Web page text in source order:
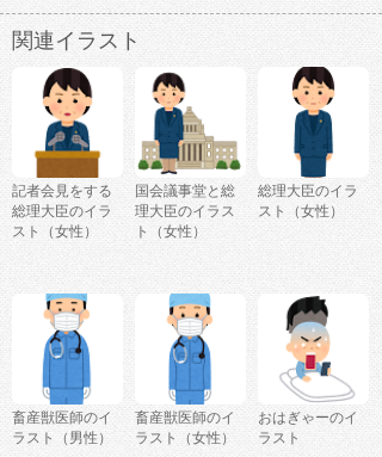
関連イラスト
記者会見をする
総理大臣のイラ
スト（女性）
国会議事堂と総
理大臣のイラス
ト（女性）
総理大臣のイラ
スト（女性）
畜産獣医師のイ
ラスト（男性）
畜産獣医師のイ
ラスト（女性）
おはぎゃーのイ
ラスト